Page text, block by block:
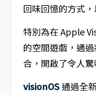
回味回憶的方式
特別為在 Apple
的空間遊戲，通
合，開啟了令人
visionOS通過全